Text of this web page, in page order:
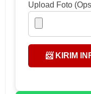
Upload Foto
📨 KIRIM